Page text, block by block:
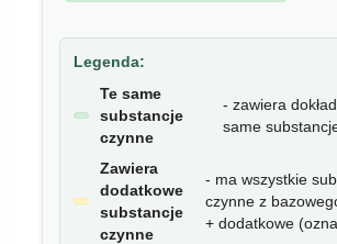
Legenda:
Te same
substancje
czynne
- zawiera
same
Zawiera
dodatkowe
substancje
czynne
- ma wszystkie
czynne z
+ dodatkowe